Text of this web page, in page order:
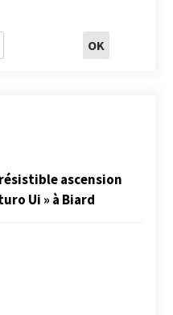
résistible ascension
Ui » à Biard